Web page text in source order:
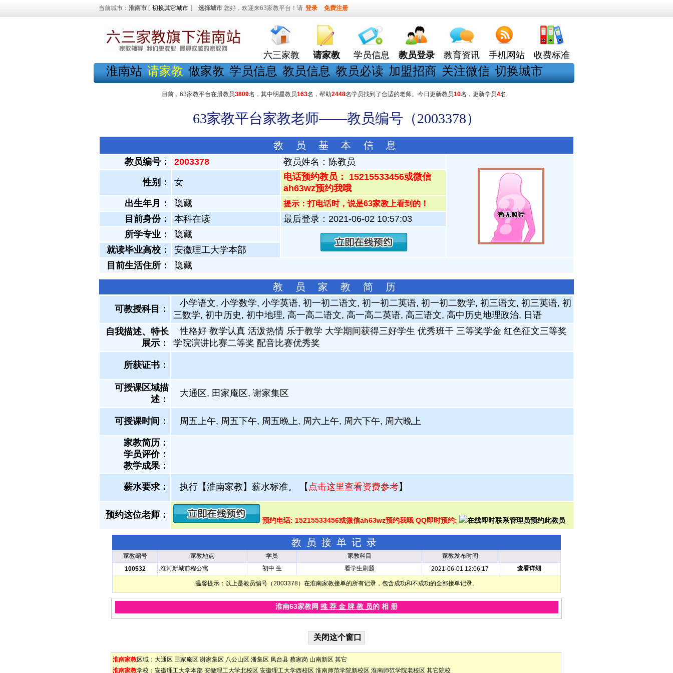
当前城市： 淮南市 [ 切换其它城市 ] 选择城市 您好，欢迎来63家教平台！请 登录 免费注册
六三家教 请家教 学员信息 教员登录 教育资讯 手机网站 收费标准
淮南站 请家教 做家教 学员信息 教员信息 教员必读 加盟招商 关注微信 切换城市
目前，63家教平台在册教员3809名，其中明星教员163名，帮助2448名学员找到了合适的老师。今日更新教员10名，更新学员4名
63家教平台家教老师——教员编号（2003378）
教 员 基 本 信 息
教员编号： 2003378 教员姓名： 陈教员
性别： 女
电话预约教员： 15215533456或微信
ah63wz预约我哦
出生年月：
隐藏 提示：打电话时，说是63家教上看到的！
目前身份： 本科在读
最后登录：2021-06-02 10:57:03
所学专业：
隐藏
就读毕业高校：
安徽理工大学本部
目前生活住所：
隐藏
教 员 家 教 简 历
可教授科目：
小学语文, 小学数学, 小学英语, 初一初二语文, 初一初二英语, 初一初二数学, 初三语文, 初三英语, 初
三数学, 初中历史, 初中地理, 高一高二语文, 高一高二英语, 高三语文, 高中历史地理政治, 日语
自我描述、特长
展示 ：
性格好 教学认真 活泼热情 乐于教学 大学期间获得三好学生 优秀班干 三等奖学金 红色征文三等奖
学院演讲比赛二等奖 配音比赛优秀奖
所获证书 ：
可授课区域描
述：
大通区, 田家庵区, 谢家集区
可授课时间： 周五上午, 周五下午, 周五晚上, 周六上午, 周六下午, 周六晚上
家教简历：
学员评价：
教学成果：
薪水要求： 执行【淮南家教】薪水标准。 【 点击这里查看资费参考】
预约这位老师：
预约电话: 15215533456或微信ah63wz预约我哦 QQ即时预约:
教员接单记录
家教编号 家教地点 学员 家教科目
家教发布时间
100532
.淮河新城前程公寓 初中 生 看学生刷题 2021-06-01 12:06:17 查看详细
温馨提示：以上是教员编号（2003378）在淮南家教接单的所有记录，包含成功和不成功的全部接单记录。
淮南63家教网 推 荐 金 牌 教 员的 相 册
淮南家教区域： 大通区 田家庵区 谢家集区 八公山区 潘集区 凤台县 蔡家岗 山南新区 其它
淮南家教学校： 安徽理工大学本部 安徽理工大学北校区 安徽理工大学西校区 淮南师范学院新校区 淮南师范学院老校区 其它院校